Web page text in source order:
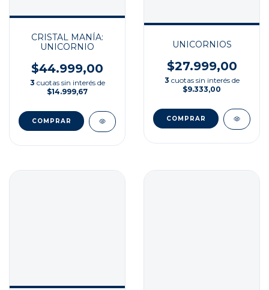
CRISTAL MANÍA:
UNICORNIO
$44.999,00
3 cuotas sin interés de
$14.999,67
UNICORNIOS
$27.999,00
3 cuotas sin interés de
$9.333,00